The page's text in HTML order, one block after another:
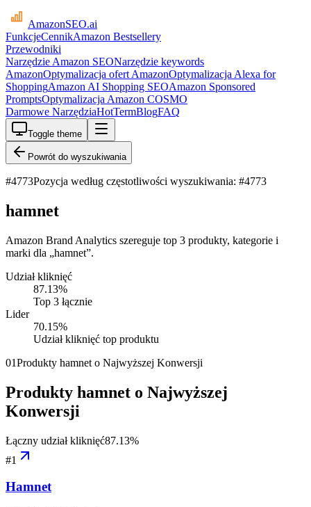
AmazonSEO.ai
FunkcjeCennikAmazon Bestsellery
Przewodniki
Narzędzie Amazon SEONarzędzie keywords
AmazonOptymalizacja ofert AmazonOptymalizacja Alexa for
ShoppingAmazon AI Shopping SEOAmazon Sponsored
PromptsOptymalizacja Amazon COSMO
Darmowe NarzędziaHotTermBlogFAQ
Toggle theme
Powrót do wyszukiwania
#4773Pozycja według częstotliwości wyszukiwania: #4773
hamnet
Amazon Brand Analytics szereguje top 3 produkty, kategorie i
marki dla „hamnet”.
Udział kliknięć
87.13%
Top 3 łącznie
Lider
70.15%
Udział kliknięć top produktu
01Produkty hamnet o Najwyższej Konwersji
Produkty hamnet o Najwyższej
Konwersji
Łączny udział kliknięć87.13%
#1
Hamnet